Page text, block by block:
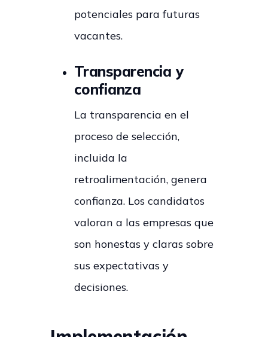
potenciales para futuras
vacantes.
Transparencia y
confianza
La transparencia en el
proceso de selección,
incluida la
retroalimentación, genera
confianza. Los candidatos
valoran a las empresas que
son honestas y claras sobre
sus expectativas y
decisiones.